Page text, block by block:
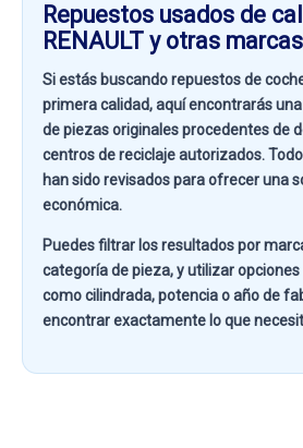
Repuestos usados de
RENAULT y otras marcas
Si estás buscandorepuestos de
primera calidad, aquí encontrarás
de piezas originales procedentes de
centros de reciclaje autorizados.
han sido revisados para ofrecer una
económica.
Puedes filtrar los resultados por
categoría de pieza, y utilizar
comocilindrada, potencia o año de
encontrar exactamente lo que